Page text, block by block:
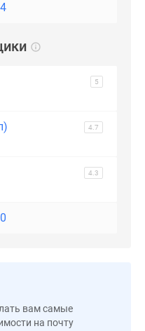
5
4.7
4.3
вам самые
на почту